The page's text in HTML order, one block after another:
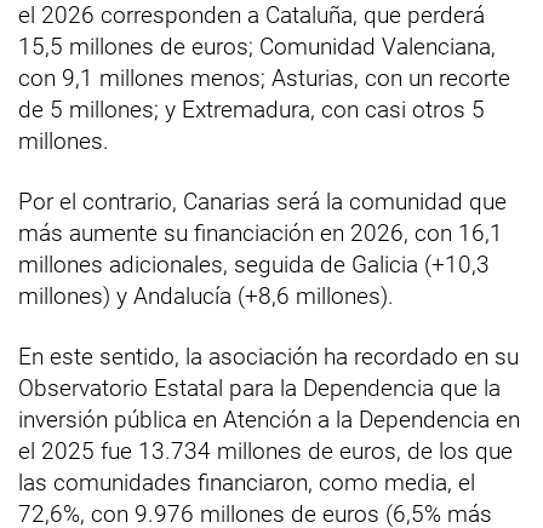
el 2026 corresponden a Cataluña, que perderá
15,5 millones de euros; Comunidad Valenciana,
con 9,1 millones menos; Asturias, con un recorte
de 5 millones; y Extremadura, con casi otros 5
millones.
Por el contrario, Canarias será la comunidad que
más aumente su financiación en 2026, con 16,1
millones adicionales, seguida de Galicia (+10,3
millones) y Andalucía (+8,6 millones).
En este sentido, la asociación ha recordado en su
Observatorio Estatal para la Dependencia que la
inversión pública en Atención a la Dependencia en
el 2025 fue 13.734 millones de euros, de los que
las comunidades financiaron, como media, el
72,6%, con 9.976 millones de euros (6,5% más